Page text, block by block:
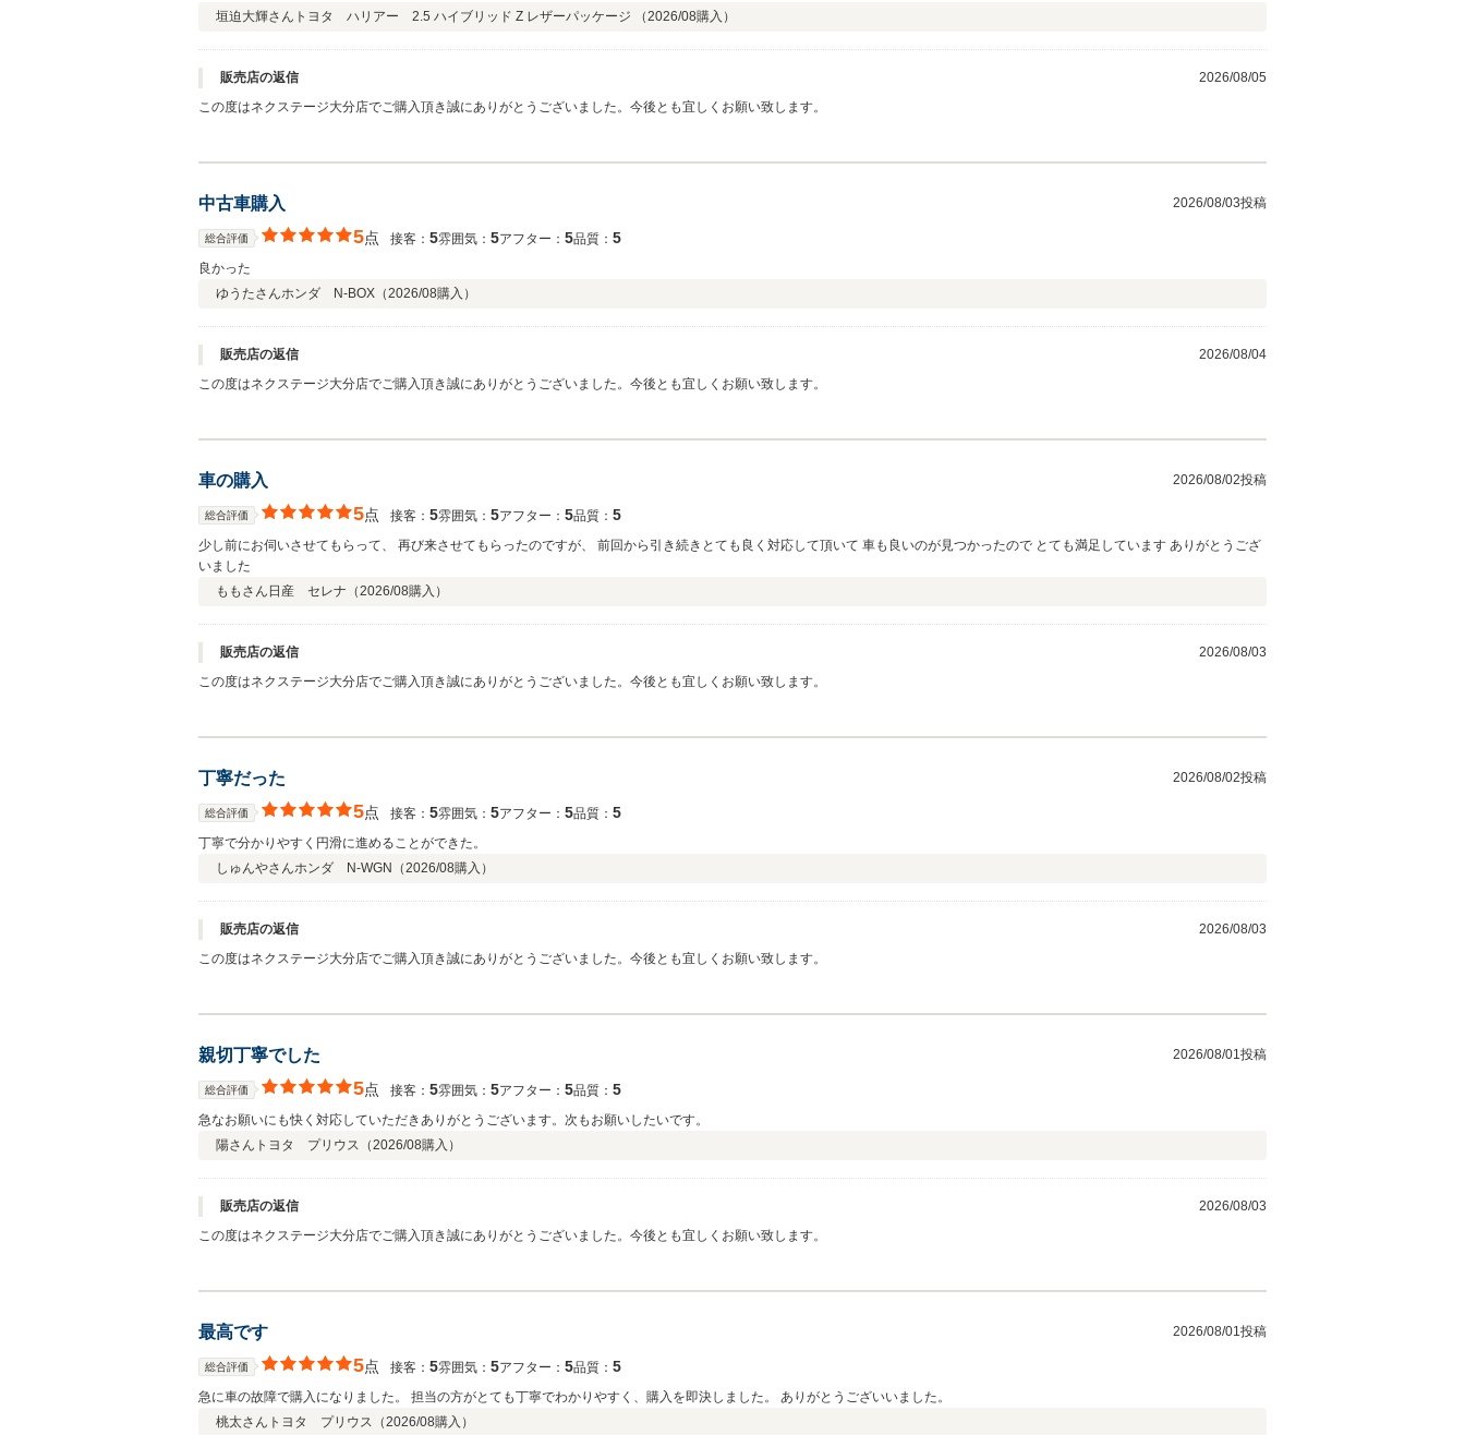
垣迫大輝さん トヨタ ハリアー 2.5 ハイブリッド Z レザーパッケージ （2026/08購入）
販売店の返信
2026/08/05
この度はネクステージ大分店でご購入頂き誠にありがとうございました。今後とも宜しくお願い致します。
中古車購入 2026/08/03投稿
総合評価 5点 接客： 5雰囲気： 5アフター： 5品質： 5
良かった
ゆうたさんホンダ N-BOX（2026/08購入）
販売店の返信
2026/08/04
この度はネクステージ大分店でご購入頂き誠にありがとうございました。今後とも宜しくお願い致します。
車の購入 2026/08/02投稿
総合評価 5点 接客： 5雰囲気： 5アフター： 5品質： 5
少し前にお伺いさせてもらって、 再び来させてもらったのですが、 前回から引き続きとても良く対応して頂いて 車も良いのが見つかったので とても満足しています ありがとうござ
いました
ももさん 日産 セレナ（2026/08購入）
販売店の返信
2026/08/03
この度はネクステージ大分店でご購入頂き誠にありがとうございました。今後とも宜しくお願い致します。
丁寧だった 2026/08/02投稿
総合評価 5点 接客： 5雰囲気： 5アフター： 5品質： 5
丁寧で分かりやすく円滑に進めることができた。
しゅんやさんホンダ N-WGN（2026/08購入）
販売店の返信
2026/08/03
この度はネクステージ大分店でご購入頂き誠にありがとうございました。今後とも宜しくお願い致します。
親切丁寧でした 2026/08/01投稿
総合評価 5点 接客： 5雰囲気： 5アフター： 5品質： 5
急なお願いにも快く対応していただきありがとうございます。次もお願いしたいです。
陽さん トヨタ プリウス（2026/08購入）
販売店の返信
2026/08/03
この度はネクステージ大分店でご購入頂き誠にありがとうございました。今後とも宜しくお願い致します。
最高です 2026/08/01投稿
総合評価 5点 接客： 5雰囲気： 5アフター： 5品質： 5
急に車の故障で購入になりました。 担当の方がとても丁寧でわかりやすく、購入を即決しました。 ありがとうございいました。
桃太さん トヨタ プリウス（2026/08購入）